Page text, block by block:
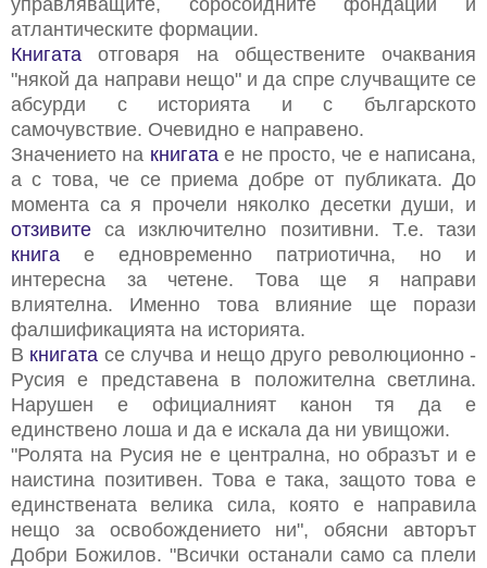
управляващите, соросоидните фондации и
атлантическите формации.
Книгата отговаря на обществените очаквания
"някой да направи нещо" и да спре случващите се
абсурди с историята и с българското
самочувствие. Очевидно е направено.
Значението на книгатае не просто, че е написана,
а с това, че се приема добре от публиката. До
момента са я прочели няколко десетки души, и
отзивите са изключително позитивни. Т.е. тази
книга е едновременно патриотична, но и
интересна за четене. Това ще я направи
влиятелна. Именно това влияние ще порази
фалшификацията на историята.
В книгата се случва и нещо друго революционно -
Русия е представена в положителна светлина.
Нарушен е официалният канон тя да е
единствено лоша и да е искала да ни увищожи.
"Ролята на Русия не е централна, но образът и е
наистина позитивен. Това е така, защото това е
единствената велика сила, която е направила
нещо за освобождението ни", обясни авторът
Добри Божилов. "Всички останали само са плели